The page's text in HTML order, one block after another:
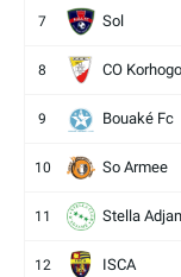
7 Sol
8 CO Korhogo
9 Bouaké Fc
10 So Armee
11 Stella
12 ISCA